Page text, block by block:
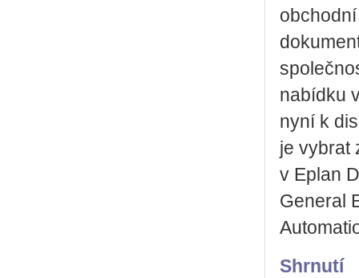
nabídku
nyní k
je vybrat
v Eplan
General
Shrnutí